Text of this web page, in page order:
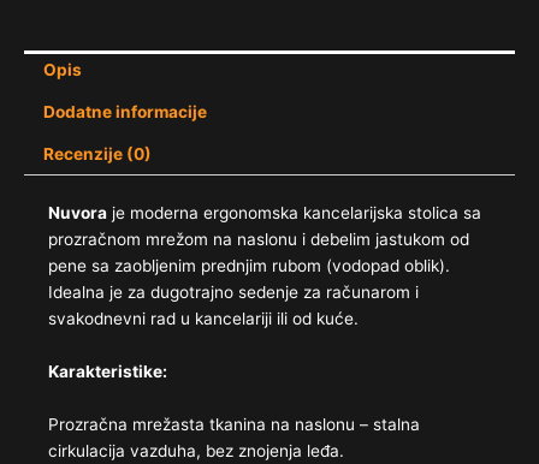
Opis
Dodatne informacije
Recenzije (0)
Nuvora je moderna ergonomska kancelarijska stolica sa
prozračnom mrežom na naslonu i debelim jastukom od
pene sa zaobljenim prednjim rubom (vodopad oblik).
Idealna je za dugotrajno sedenje za računarom i
svakodnevni rad u kancelariji ili od kuće.
Karakteristike:
Prozračna mrežasta tkanina na naslonu – stalna
cirkulacija vazduha, bez znojenja leđa.